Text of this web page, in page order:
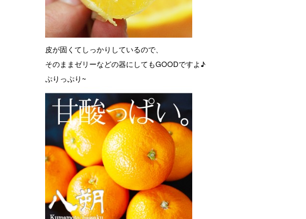
皮が固くてしっかりしているので、
そのままゼリーなどの器にしてもGOODですよ♪
ぷりっぷり~